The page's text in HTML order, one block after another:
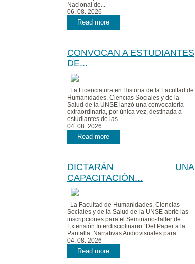
Nacional de...
06. 08. 2026
Read more
CONVOCAN A ESTUDIANTES
DE...
La Licenciatura en Historia de la Facultad de
Humanidades, Ciencias Sociales y de la
Salud de la UNSE lanzó una convocatoria
extraordinaria, por única vez, destinada a
estudiantes de las...
04. 08. 2026
Read more
DICTARÁN UNA
CAPACITACIÓN...
La Facultad de Humanidades, Ciencias
Sociales y de la Salud de la UNSE abrió las
inscripciones para el Seminario-Taller de
Extensión Interdisciplinario “Del Paper a la
Pantalla: Narrativas Audiovisuales para...
04. 08. 2026
Read more